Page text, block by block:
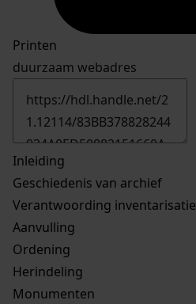
Printen
duurzaam webadres
Inleiding
Geschiedenis van archief
Verantwoording inventarisatie
Aanvulling
Ordening
Herindeling
Monumenten